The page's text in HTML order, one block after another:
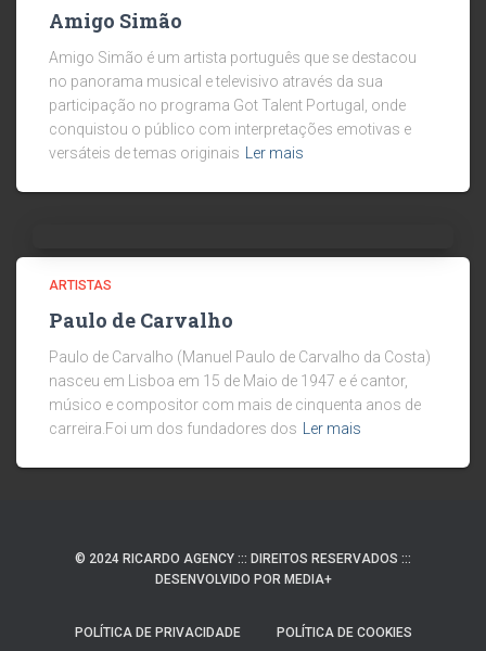
Amigo Simão
Amigo Simão é um artista português que se destacou
no panorama musical e televisivo através da sua
participação no programa Got Talent Portugal, onde
conquistou o público com interpretações emotivas e
versáteis de temas originais
Ler mais
ARTISTAS
Paulo de Carvalho
Paulo de Carvalho (Manuel Paulo de Carvalho da Costa)
nasceu em Lisboa em 15 de Maio de 1947 e é cantor,
músico e compositor com mais de cinquenta anos de
carreira.Foi um dos fundadores dos
Ler mais
© 2024 RICARDO AGENCY ::: DIREITOS RESERVADOS :::
DESENVOLVIDO POR MEDIA+
POLÍTICA DE PRIVACIDADE POLÍTICA DE COOKIES